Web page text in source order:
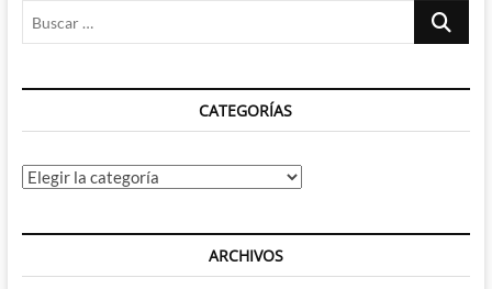
Buscar
CATEGORÍAS
Categorías
ARCHIVOS